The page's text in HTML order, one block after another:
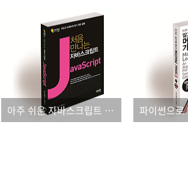
아주 쉬운 자바스크립트 입문서!